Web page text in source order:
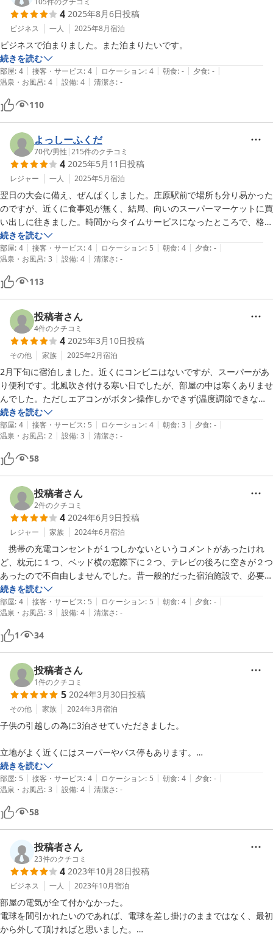
4 2025年8月6日投稿
ビジネス 一人 2025年8月宿泊
ビジネスで泊まりました。また泊まりたいです。
続きを読む
部屋: 4 | 接客・サービス: 4 | ロケーション: 4 | 朝食: - | 夕食: - |
温泉・お風呂: 4 | 設備: 4 | 清潔さ: -
110
よっしーふくだ
70代/男性 |215件のクチコミ
4 2025年5月11日投稿
レジャー 一人 2025年5月宿泊
翌日の大会に備え、ぜんぱくしました。庄原駅前で場所も分り易かった
のですが、近くに食事処が無く、結局、向いのスーパーマーケットに買
い出しに往きました。時間からタイムサービスになったところで、格安
の総菜を手に入れましたが、残り少なくなって選べないのが残念でし
た。が、格安の食材を手に入れる事が出来ました。
聞けば間もなく食事・喫茶部門の閉鎖、宿泊も９月で終了だとか？残念
です！この地方都市での営業は大変でしょうがもう少し継続出来ない
か？残念です！
続きを読む
部屋: 4 | 接客・サービス: 4 | ロケーション: 5 | 朝食: 4 | 夕食: - |
温泉・お風呂: 3 | 設備: 4 | 清潔さ: -
113
投稿者さん
4件のクチコミ
4 2025年3月10日投稿
その他 家族 2025年2月宿泊
2月下旬に宿泊しました。近くにコンビニはないですが、スーパーがあ
り便利です。北風吹き付ける寒い日でしたが、部屋の中は寒くありませ
んでした。ただしエアコンがボタン操作しかできず(温度調節できない)
暑くなったら止める、という感じでした。１階のカフェのケーキがとて
も美味しかったです。部屋で食べるため購入したら、食器と紅茶をサー
ビスして頂きました。ありがとうございました。
続きを読む
部屋: 4 | 接客・サービス: 5 | ロケーション: 4 | 朝食: 3 | 夕食: - |
温泉・お風呂: 2 | 設備: 3 | 清潔さ: -
58
投稿者さん
2件のクチコミ
4 2024年6月9日投稿
レジャー 家族 2024年6月宿泊
携帯の充電コンセントが１つしかないというコメントがあったけれ
ど、枕元に１つ、ベッド横の窓際下に２つ、テレビの後ろに空きが２つ
あったので不自由しませんでした。昔一般的だった宿泊施設で、必要な
ものは揃っていました。従業員の対応はとても良かったです。避難経路
についての質問にとても丁寧に答えてくださいました。
ロビーにあるケーキ屋さんでケーキを購入してお茶しました。なかな
か美味しかったです。宿泊客なので10%引きにしていただきました。
再び庄原を訪れる機会があれば利用したいです。
続きを読む
部屋: 4 | 接客・サービス: 5 | ロケーション: 5 | 朝食: 4 | 夕食: - |
温泉・お風呂: 3 | 設備: 4 | 清潔さ: -
1 34
投稿者さん
1件のクチコミ
5 2024年3月30日投稿
その他 家族 2024年3月宿泊
子供の引越しの為に3泊させていただきました。
立地がよく近くにはスーパーやバス停もあります。
ホテルの中にケーキ屋さんがあり中で食べる事も出来ます。
チェックインの際、そのお店のクッキーをサービスでいただきました。
全体的に対応も良くて部屋も綺麗で文句なしです。
大変お世話になりました。
続きを読む
部屋: 5 | 接客・サービス: 4 | ロケーション: 5 | 朝食: 4 | 夕食: - |
温泉・お風呂: 3 | 設備: 4 | 清潔さ: -
58
投稿者さん
23件のクチコミ
4 2023年10月28日投稿
ビジネス 一人 2023年10月宿泊
部屋の電気が全て付かなかった。
電球を間引かれたいのであれば、電球を差し掛けのままではなく、最初
から外して頂ければと思いました。